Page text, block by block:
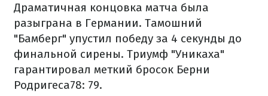
Драматичная концовка матча была
разыграна в Германии. Тамошний
"Бамберг" упустил победу за 4 секунды до
финальной сирены. Триумф "Уникаха"
гарантировал меткий бросок Берни
Родригеса78: 79.